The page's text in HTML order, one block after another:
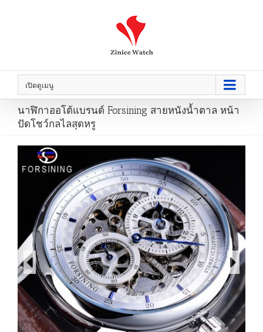
เปิดดูเมนู
นาฬิกาออโต้แบรนด์ Forsining สายหนังน้ำตาล หน้า
ปัดโชว์กลไลสุดหรู